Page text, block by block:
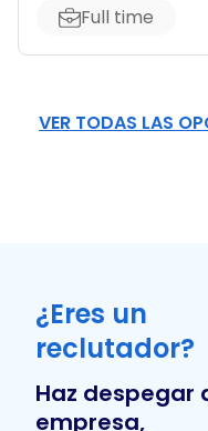
Full time
VER TODAS LAS
¿Eres un
reclutador?
Haz despegar
empresa,